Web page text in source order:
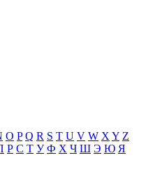
O P Q R S T U V W X Y Z
Р С Т У Ф Х Ч Ш Э Ю Я